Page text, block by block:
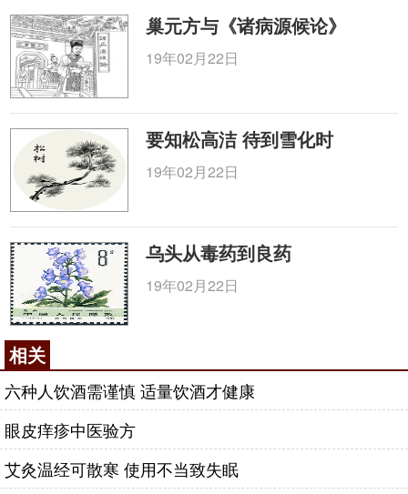
巢元方与《诸病源候论》
19年02月22日
要知松高洁 待到雪化时
19年02月22日
乌头从毒药到良药
19年02月22日
相关
六种人饮酒需谨慎 适量饮酒才健康
眼皮痒疹中医验方
艾灸温经可散寒 使用不当致失眠